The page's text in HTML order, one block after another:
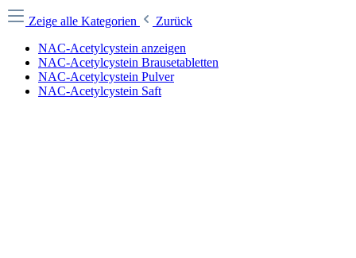
Zeige alle Kategorien
Zurück
NAC-Acetylcystein anzeigen
NAC-Acetylcystein Brausetabletten
NAC-Acetylcystein Pulver
NAC-Acetylcystein Saft